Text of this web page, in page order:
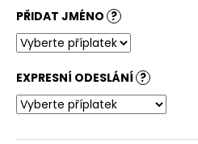
PŘIDAT JMÉNO ?
EXPRESNÍ ODESLÁNÍ ?